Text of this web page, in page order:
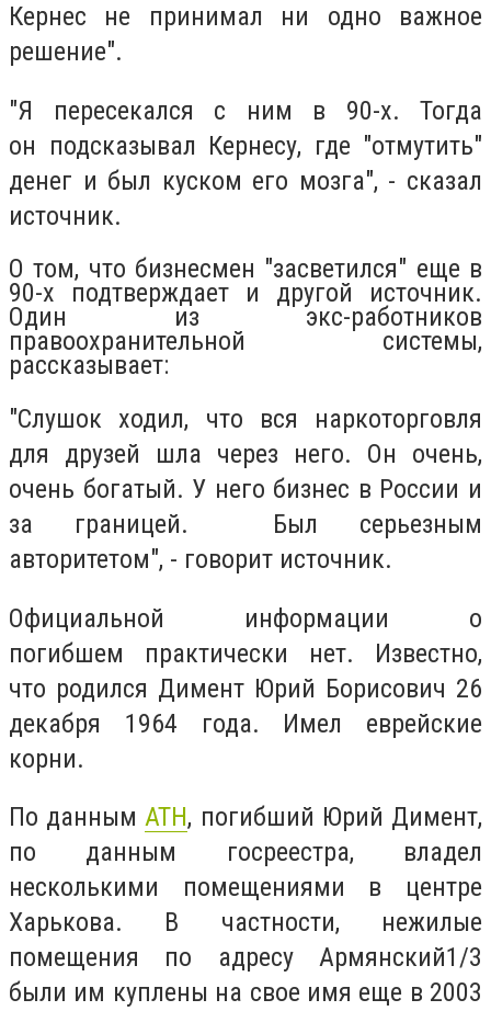
Кернес не принимал ни одно важное
решение".
"Я пересекался с ним в 90-х. Тогда
он подсказывал Кернесу, где "отмутить"
денег и был куском его мозга", - сказал
источник.
О том, что бизнесмен "засветился" еще в
90-х подтверждает и другой источник.
Один из экс-работников
правоохранительной системы,
рассказывает:
"Слушок ходил, что вся наркоторговля
для друзей шла через него. Он очень,
очень богатый. У него бизнес в России и
за границей.
Был серьезным
авторитетом", - говорит источник.
Официальной информации о
погибшем практически нет. Известно,
что родился Димент Юрий Борисович 26
декабря 1964 года. Имел еврейские
корни.
По даннымАТН, погибший Юрий Димент,
по данным госреестра, владел
несколькими помещениями в центре
Харькова. В частности, нежилые
помещения по адресу Армянский1/3
были им куплены на свое имя еще в 2003